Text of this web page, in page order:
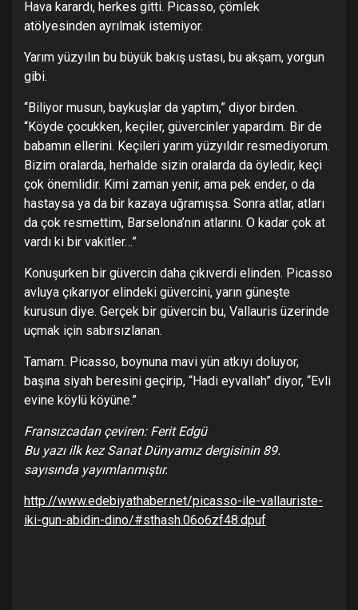
Hava karardı, herkes gitti. Picasso, çömlek
atölyesinden ayrılmak istemiyor.
Yarım yüzyılın bu büyük bakış ustası, bu akşam, yorgun
gibi.
“Biliyor musun, baykuşlar da yaptım,” diyor birden.
“Köyde çocukken, keçiler, güvercinler yapardım. Bir de
babamın ellerini. Keçileri yarım yüzyıldır resmediyorum.
Bizim oralarda, herhalde sizin oralarda da öyledir, keçi
çok önemlidir. Kimi zaman yenir, ama pek ender, o da
hastaysa ya da bir kazaya uğramışsa. Sonra atlar, atları
da çok resmettim, Barselona’nın atlarını. O kadar çok at
vardı ki bir vakitler…”
Konuşurken bir güvercin daha çıkıverdi elinden. Picasso
avluya çıkarıyor elindeki güvercini, yarın güneşte
kurusun diye. Gerçek bir güvercin bu, Vallauris üzerinde
uçmak için sabırsızlanan.
Tamam. Picasso, boynuna mavi yün atkıyı doluyor,
başına siyah beresini geçirip, “Hadi eyvallah” diyor, “Evli
evine köylü köyüne.”
Fransızcadan çeviren: Ferit Edgü
Bu yazı ilk kez Sanat Dünyamız dergisinin 89.
sayısında yayımlanmıştır.
http://www.edebiyathaber.net/picasso-ile-vallauriste-
iki-gun-abidin-dino/#sthash.06o6zf48.dpuf